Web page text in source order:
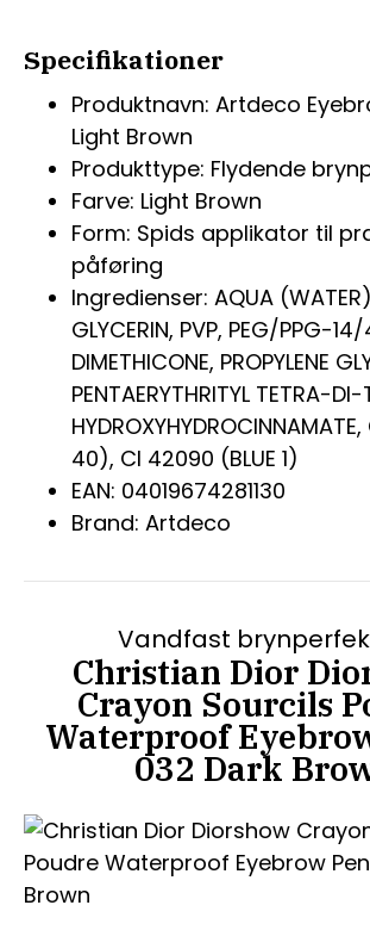
Specifikationer
Produktnavn: Artdeco
Light Brown
Produkttype: Flydende
Farve: Light Brown
Form: Spids applikator til
påføring
Ingredienser: AQUA
GLYCERIN, PVP, PEG/PPG-
DIMETHICONE, PROPYLENE
PENTAERYTHRITYL TETRA-
40), CI 42090 (BLUE 1)
EAN: 04019674281130
Brand: Artdeco
Vandfast
Christian Dior
Crayon Sourcils
Waterproof
032 Dark